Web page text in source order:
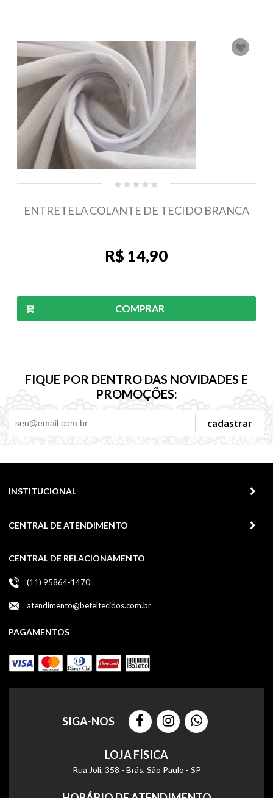
ENTRETELA COLANTE DE TECIDO BRANCA
R$ 14,90
COMPRAR
FIQUE POR DENTRO DAS NOVIDADES E
PROMOÇÕES:
cadastrar
INSTITUCIONAL
CENTRAL DE ATENDIMENTO
CENTRAL DE RELACIONAMENTO
(11) 95864-1470
atendimento@beteltecidos.com.br
PAGAMENTOS
SIGA-NOS
LOJA FÍSICA
Rua Joli, 358 - Brás, São Paulo - SP